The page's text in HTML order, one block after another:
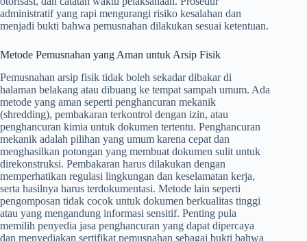
administratif yang rapi mengurangi risiko kesalahan dan
menjadi bukti bahwa pemusnahan dilakukan sesuai ketentuan.
Metode Pemusnahan yang Aman untuk Arsip Fisik
Pemusnahan arsip fisik tidak boleh sekadar dibakar di
halaman belakang atau dibuang ke tempat sampah umum. Ada
metode yang aman seperti penghancuran mekanik
(shredding), pembakaran terkontrol dengan izin, atau
penghancuran kimia untuk dokumen tertentu. Penghancuran
mekanik adalah pilihan yang umum karena cepat dan
menghasilkan potongan yang membuat dokumen sulit untuk
direkonstruksi. Pembakaran harus dilakukan dengan
memperhatikan regulasi lingkungan dan keselamatan kerja,
serta hasilnya harus terdokumentasi. Metode lain seperti
pengomposan tidak cocok untuk dokumen berkualitas tinggi
atau yang mengandung informasi sensitif. Penting pula
memilih penyedia jasa penghancuran yang dapat dipercaya
dan menyediakan sertifikat pemusnahan sebagai bukti bahwa